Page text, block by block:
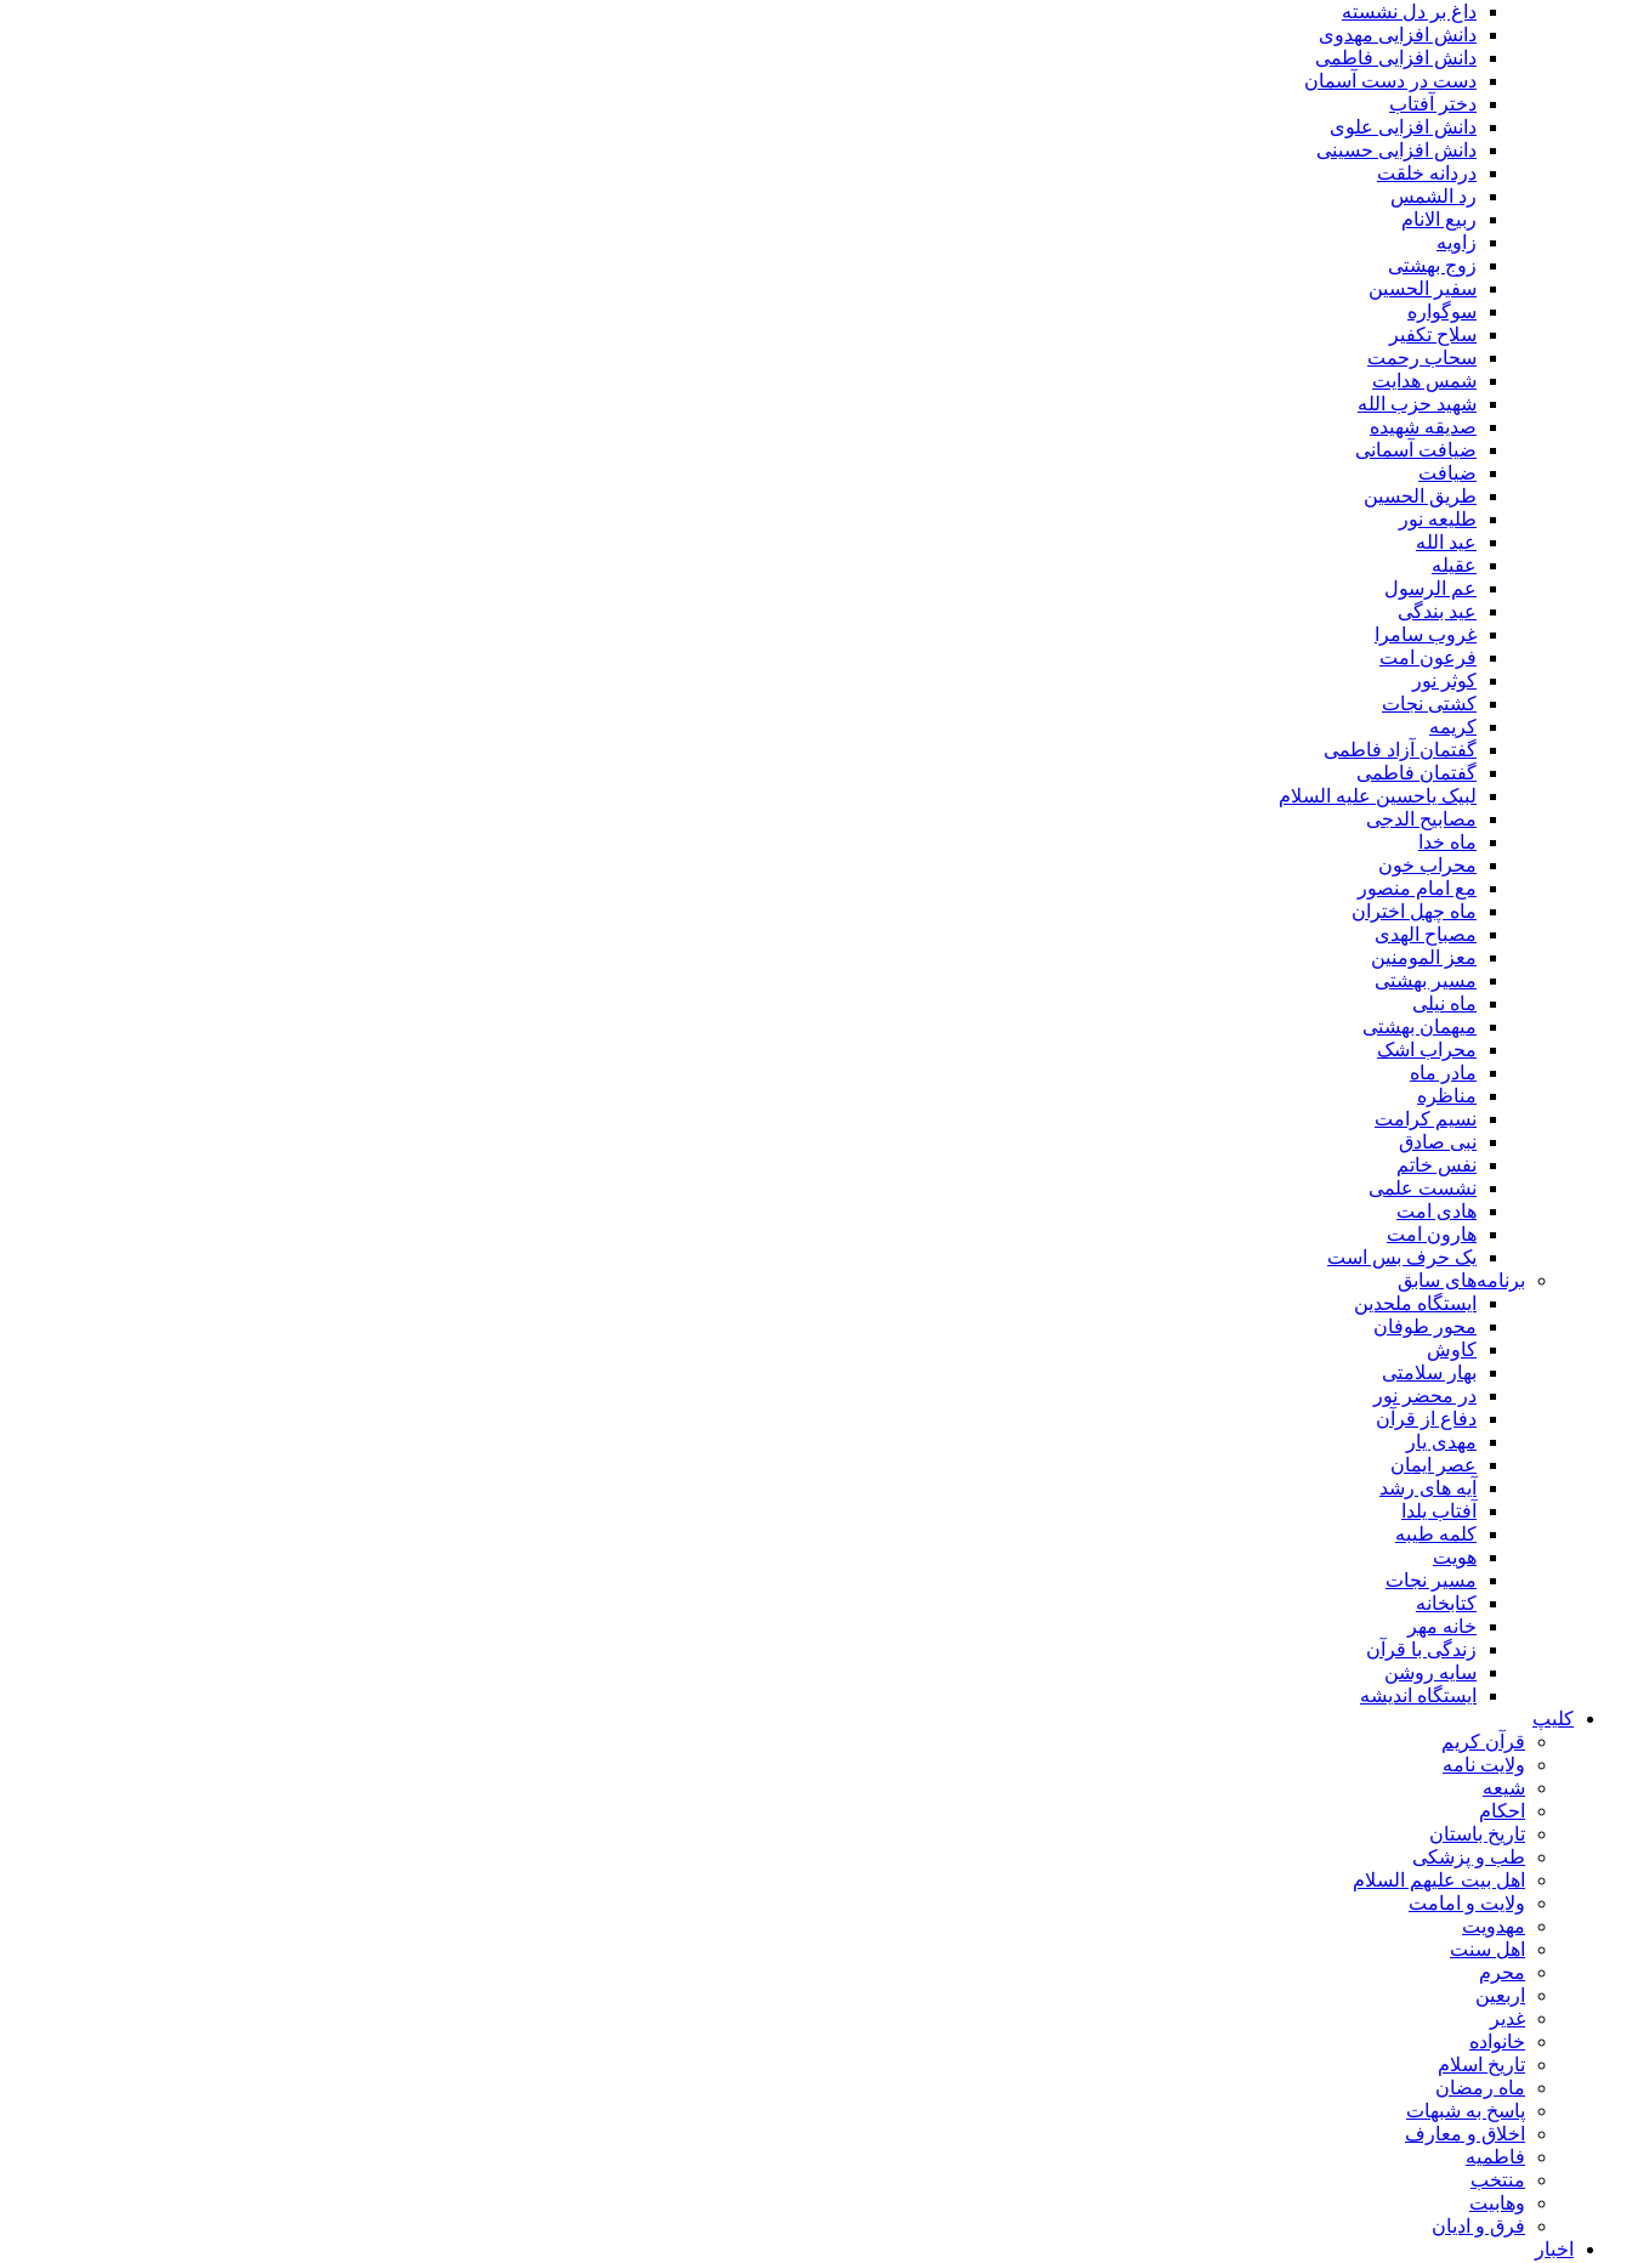
داغ بر دل نشسته
دانش افزایی مهدوی
دانش افزایی فاطمی
دست در دست آسمان
دختر آفتاب
دانش افزایی علوی
دانش افزایی حسینی
دردانه خلقت
رد الشمس
ربیع الانام
زاویه
زوج بهشتی
سفیر الحسین
سوگواره
سلاح تکفیر
سحاب رحمت
شمس هدایت
شهید حزب الله
صدیقه شهیده
ضیافت آسمانی
ضیافت
طریق الحسین
طلیعه نور
عید الله
عقیله
عم الرسول
عید بندگی
غروب سامرا
فرعون امت
کوثر نور
کشتی نجات
کریمه
گفتمان آزاد فاطمی
گفتمان فاطمی
لبیک یاحسین علیه السلام
مصابیح الدجی
ماه خدا
محراب خون
مع امام منصور
ماه چهل اختران
مصباح الهدی
معز المومنین
مسیر بهشتی
ماه نیلی
میهمان بهشتی
محراب اشک
مادر ماه
مناظره
نسیم کرامت
نبی صادق
نفس خاتم
نشست علمی
هادی امت
هارون امت
یک حرف بس است
برنامه‌های سابق
ایستگاه ملحدین
محور طوفان
کاوش
بهار سلامتی
در محضر نور
دفاع از قرآن
مهدی یار
عصر ایمان
آیه های رشد
آفتاب یلدا
کلمه طیبه
هویت
مسیر نجات
کتابخانه
خانه مهر
زندگی با قرآن
سایه روشن
ایستگاه اندیشه
کلیپ
قرآن کریم
ولایت نامه
شیعه
احکام
تاریخ باستان
طب و پزشکی
اهل بیت علیهم السلام
ولایت و امامت
مهدویت
اهل سنت
محرم
اربعین
غدیر
خانواده
تاریخ اسلام
ماه رمضان
پاسخ به شبهات
اخلاق و معارف
فاطمیه
منتخب
وهابیت
فرق و ادیان
اخبار